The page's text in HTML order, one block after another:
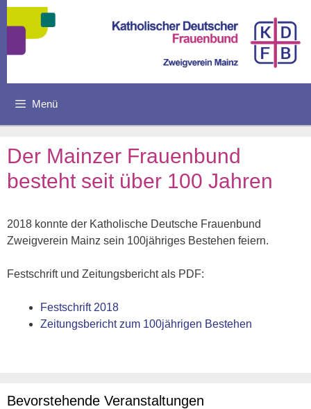
Zum
Inhalt
springen
Menü
Der Mainzer Frauenbund
besteht seit über 100 Jahren
2018 konnte der Katholische Deutsche Frauenbund
Zweigverein Mainz sein 100jähriges Bestehen feiern.
Festschrift und Zeitungsbericht als PDF:
Festschrift 2018
Zeitungsbericht zum 100jährigen Bestehen
Bevorstehende Veranstaltungen